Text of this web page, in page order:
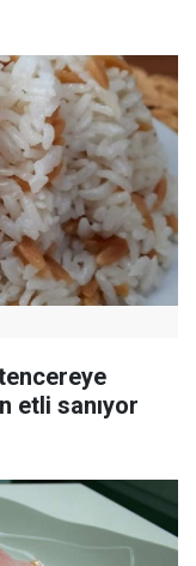
etli sanıyor